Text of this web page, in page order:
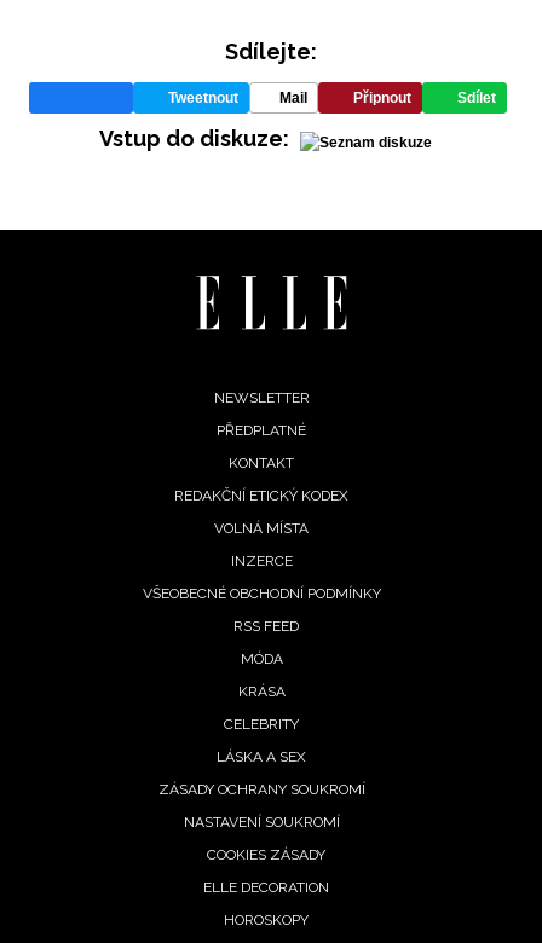
INFORMACE
Sdílejte:
Tweetnout Mail Připnout Sdílet
Vstup do diskuze:
NEWSLETTER
PŘEDPLATNÉ
KONTAKT
REDAKČNÍ ETICKÝ KODEX
VOLNÁ MÍSTA
INZERCE
VŠEOBECNÉ OBCHODNÍ PODMÍNKY
RSS FEED
MÓDA
KRÁSA
CELEBRITY
LÁSKA A SEX
ZÁSADY OCHRANY SOUKROMÍ
NASTAVENÍ SOUKROMÍ
COOKIES ZÁSADY
ELLE DECORATION
HOROSKOPY